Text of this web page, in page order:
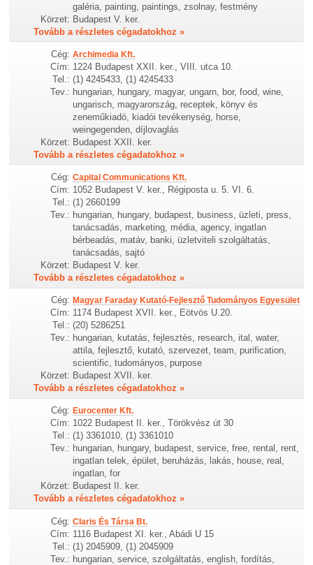
galéria, painting, paintings, zsolnay, festmény
Körzet: Budapest V. ker.
Tovább a részletes cégadatokhoz »
Cég: Archimedia Kft.
Cím: 1224 Budapest XXII. ker., VIII. utca 10.
Tel.: (1) 4245433, (1) 4245433
Tev.: hungarian, hungary, magyar, ungarn, bor, food, wine,
ungarisch, magyarország, receptek, könyv és
zeneműkiadó, kiadói tevékenység, horse,
weingegenden, díjlovaglás
Körzet: Budapest XXII. ker.
Tovább a részletes cégadatokhoz »
Cég: Capital Communications Kft.
Cím: 1052 Budapest V. ker., Régiposta u. 5. VI. 6.
Tel.: (1) 2660199
Tev.: hungarian, hungary, budapest, business, üzleti, press,
tanácsadás, marketing, média, agency, ingatlan
bérbeadás, matáv, banki, üzletviteli szolgáltatás,
tanácsadás, sajtó
Körzet: Budapest V. ker.
Tovább a részletes cégadatokhoz »
Cég: Magyar Faraday Kutató-Fejlesztő Tudományos Egyesület
Cím: 1174 Budapest XVII. ker., Eötvös U.20.
Tel.: (20) 5286251
Tev.: hungarian, kutatás, fejlesztés, research, ital, water,
attila, fejlesztő, kutató, szervezet, team, purification,
scientific, tudományos, purpose
Körzet: Budapest XVII. ker.
Tovább a részletes cégadatokhoz »
Cég: Eurocenter Kft.
Cím: 1022 Budapest II. ker., Törökvész út 30
Tel.: (1) 3361010, (1) 3361010
Tev.: hungarian, hungary, budapest, service, free, rental, rent,
ingatlan telek, épület, beruházás, lakás, house, real,
ingatlan, for
Körzet: Budapest II. ker.
Tovább a részletes cégadatokhoz »
Cég: Claris És Társa Bt.
Cím: 1116 Budapest XI. ker., Abádi U 15
Tel.: (1) 2045909, (1) 2045909
Tev.: hungarian, service, szolgáltatás, english, fordítás,